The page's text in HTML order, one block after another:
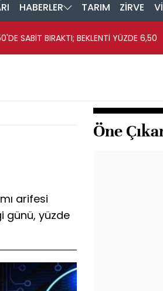
HABERLER TARIM ZİRVE
SABİT BIRAKTI; BEKLENTİ YÜZDE 6,50
arifesi
günü, yüzde
Öne